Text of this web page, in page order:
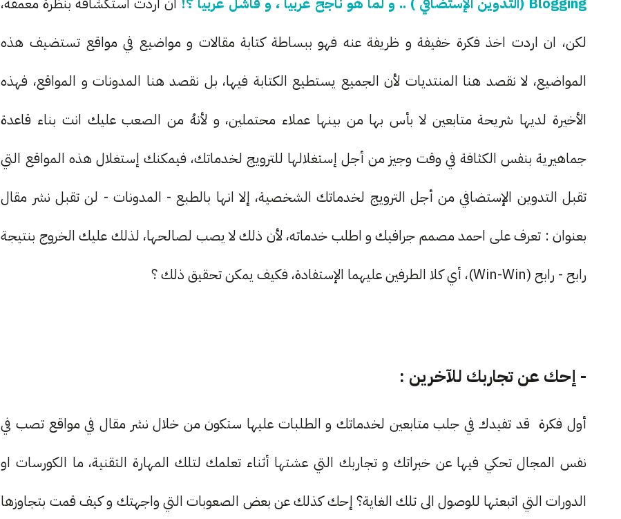
لكن، ان اردت اخذ فكرة خفيفة و ظريفة عنه فهو ببساطة كتابة مقالات و مواضيع في مواقع تستضيف هذه
المواضيع، لا نقصد هنا المنتديات لأن الجميع يستطيع الكتابة فيها، بل نقصد هنا المدونات و المواقع، فهذه
الأخيرة لديها شريحة متابعين لا بأس بها من بينها عملاء محتملين، و لأنهُ من الصعب عليك انت بناء قاعدة
جماهيرية بنفس الكثافة في وقت وجيز من أجل إستغلالها للترويج لخدماتك، فيمكنك إستغلال هذه المواقع التي
تقبل التدوين الإستضافي من أجل الترويج لخدماتك الشخصية، إلا انها بالطبع - المدونات - لن تقبل نشر مقال
بعنوان : تعرف على احمد مصمم جرافيك و اطلب خدماته، لأن ذلك لا يصب لصالحها، لذلك عليك الخروج بنتيجة
رابح - رابح (Win-Win)، أي كلا الطرفين عليهما الإستفادة، فكيف يمكن تحقيق ذلك ؟
- إحك عن تجاربك للآخرين :
أول فكرة قد تفيدك في جلب متابعين لخدماتك و الطلبات عليها ستكون من خلال نشر مقال في مواقع تصب في
نفس المجال تحكي فيها عن خبراتك و تجاربك التي عشتها أثناء تعلمك لتلك المهارة التقنية، ما الكورسات او
الدورات التي اتبعتها للوصول الى تلك الغاية؟ إحك كذلك عن بعض الصعوبات التي واجهتك و كيف قمت بتجاوزها